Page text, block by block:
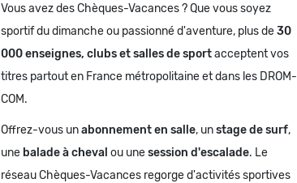
Vous avez des Chèques-Vacances ? Que vous soyez
sportif du dimanche ou passionné d'aventure, plus de30
000 enseignes, clubs et salles de sportacceptent vos
titres partout en France métropolitaine et dans les DROM-
COM.
Offrez-vous unabonnement en salle, unstage de surf,
une balade à cheval ou unesession d'escalade. Le
réseau Chèques-Vacances regorge d'activités sportives